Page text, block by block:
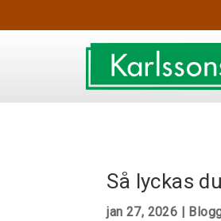
Så lyckas
jan 27, 2026 |